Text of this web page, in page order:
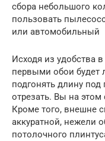
сбора небольшого
пользовать
или автомобильный
Исходя из удобства
первыми обои будет
подгонять длину под
отрезать. Вы на
Кроме того, внешне
аккуратной, нежели
потолочного